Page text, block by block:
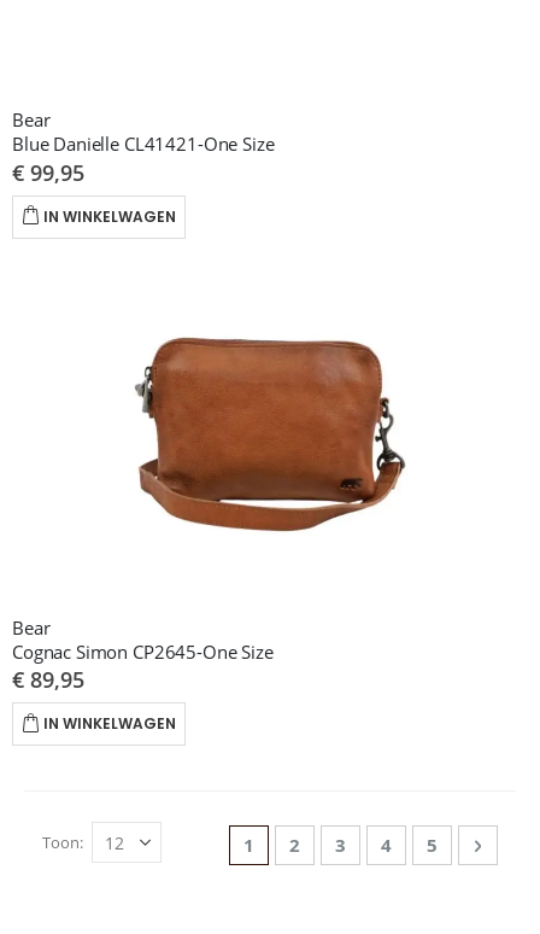
Bear
Blue Danielle CL41421-One Size
€ 99,95
IN WINKELWAGEN
Bear
Cognac Simon CP2645-One Size
€ 89,95
IN WINKELWAGEN
Pagina
U lees momenteel pagina
1 Pagina
2 Pagina
3 Pagina
4 Pagina
5 Pagina
Toon